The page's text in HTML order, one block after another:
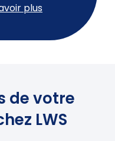
plus
de votre
LWS